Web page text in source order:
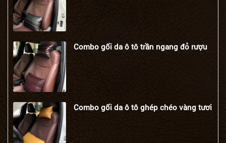
Combo gối da ô tô trần ngang đỏ rượu
Combo gối da ô tô ghép chéo vàng tươi